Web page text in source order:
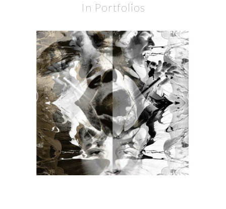
In Portfolios
BURDON
BURDON